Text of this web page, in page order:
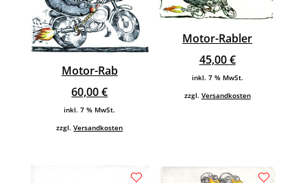
Motor-Rab
60,00€
inkl. 7 % MwSt.
zzgl.Versandkosten
Motor-Rabler
45,00€
inkl. 7 % MwSt.
zzgl. Versandkosten